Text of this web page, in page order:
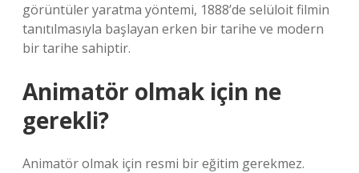
görüntüler yaratma yöntemi, 1888’de selüloit filmin
tanıtılmasıyla başlayan erken bir tarihe ve modern
bir tarihe sahiptir.
Animatör olmak için ne
gerekli?
Animatör olmak için resmi bir eğitim gerekmez.